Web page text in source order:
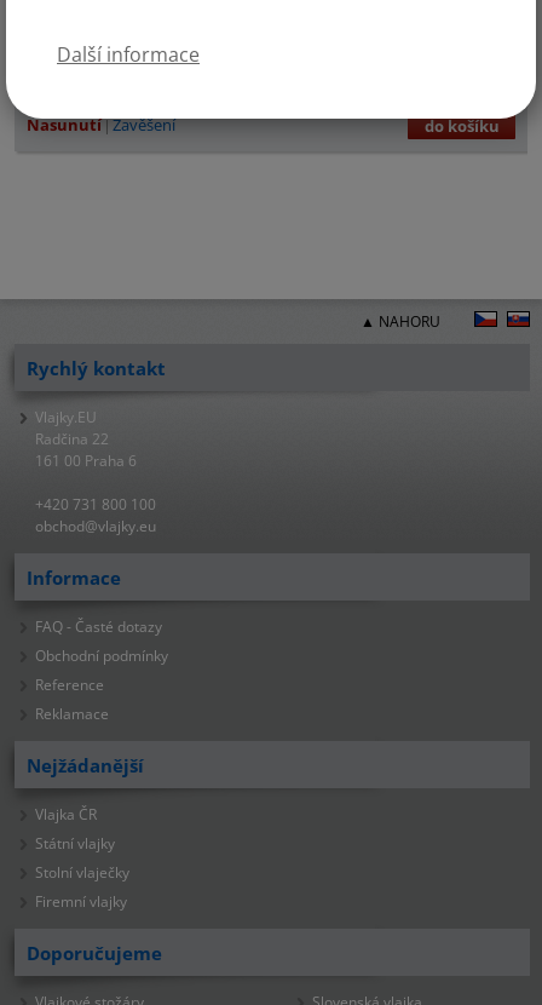
Další informace
16 cm
Nasunutí Zavěšení do košíku
▲ NAHORU
Rychlý kontakt
Vlajky.EU
Radčina 22
161 00 Praha 6
+420 731 800 100
obchod@vlajky.eu
Informace
FAQ - Časté dotazy
Obchodní podmínky
Reference
Reklamace
Nejžádanější
Vlajka ČR
Státní vlajky
Stolní vlaječky
Firemní vlajky
Doporučujeme